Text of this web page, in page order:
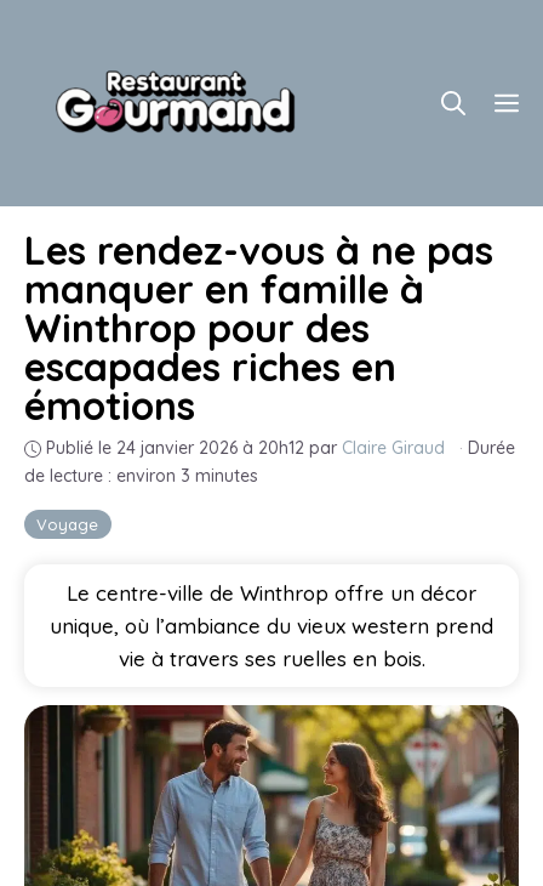
contenu
Voyage
Les rendez-vous à ne pas
manquer en famille à
Winthrop pour des
escapades riches en
émotions
Publié le 24 janvier 2026 à 20h12 par Claire Giraud · Durée
de lecture : environ 3 minutes
Le centre-ville de Winthrop offre un décor
unique, où l’ambiance du vieux western prend
vie à travers ses ruelles en bois.